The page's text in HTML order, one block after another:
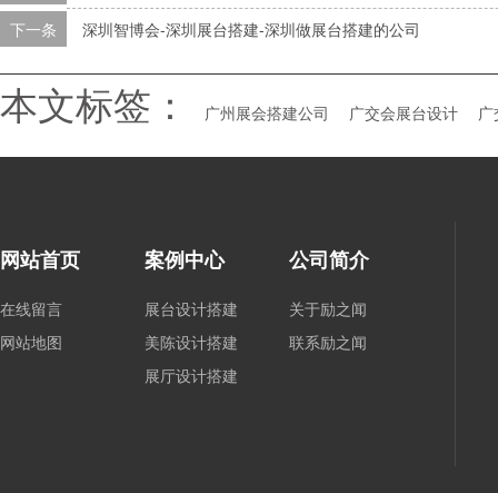
下一条
深圳智博会-深圳展台搭建-深圳做展台搭建的公司
本文标签： 广州展会搭建公司 广交会展台设计
网站首页
在线留言
网站地图
案例中心
展台设计搭建
美陈设计搭建
展厅设计搭建
公司简介
关于励之闻
联系励之闻